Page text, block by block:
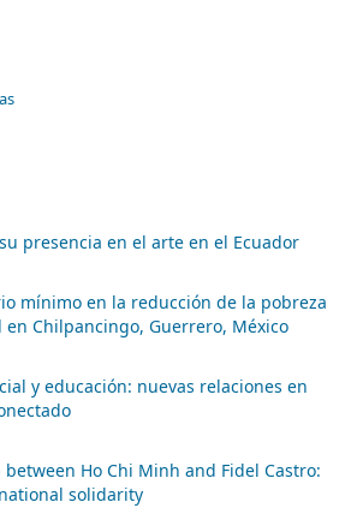
presencia en el arte en el Ecuador
mínimo en la reducción de la pobreza
Chilpancingo, Guerrero, México
y educación: nuevas relaciones en
Ho Chi Minh and Fidel Castro:
solidarity